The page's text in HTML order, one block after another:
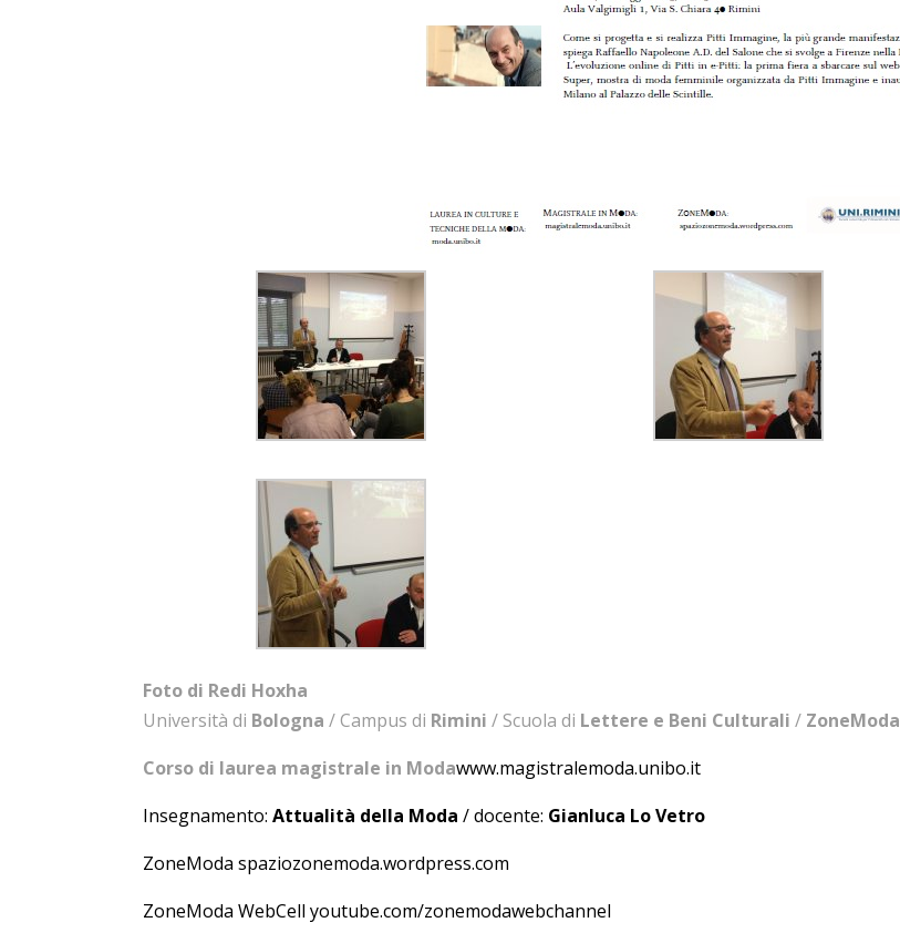
Foto di Redi Hoxha
Università di Bologna / Campus di Rimini / Scuola di Lettere e Beni Culturali / ZoneModa
Corso di laurea magistrale in Modawww.magistralemoda.unibo.it
Insegnamento:Attualità della Moda / docente: Gianluca Lo Vetro
ZoneModaspaziozonemoda.wordpress.com
ZoneModa WebCellyoutube.com/zonemodawebchannel